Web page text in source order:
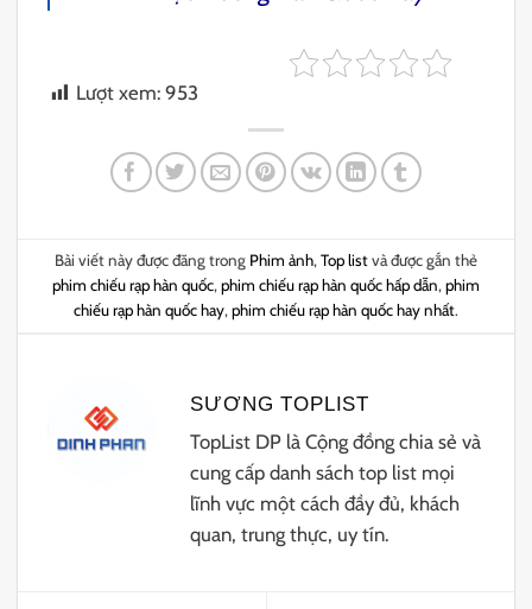
Lượt xem: 953
Bài viết này được đăng trong Phim ảnh, Top listvà được gắn thẻ
phim chiếu rạp hàn quốc, phim chiếu rạp hàn quốc hấp dẫn, phim
chiếu rạp hàn quốc hay, phim chiếu rạp hàn quốc hay nhất.
SƯƠNG TOPLIST
TopList DP là Cộng đồng chia sẻ và
cung cấp danh sách top list mọi
lĩnh vực một cách đầy đủ, khách
quan, trung thực, uy tín.